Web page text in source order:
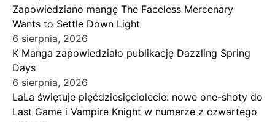
Zapowiedziano mangę The Faceless Mercenary
Wants to Settle Down Light
6 sierpnia, 2026
K Manga zapowiedziało publikację Dazzling Spring
Days
6 sierpnia, 2026
LaLa świętuje pięćdziesięciolecie: nowe one-shoty do
Last Game i Vampire Knight w numerze z czwartego